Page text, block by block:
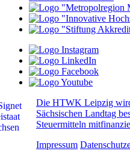
Die HTWK Leipzig
Sächsischen Landtag
Steuermitteln
Impressum